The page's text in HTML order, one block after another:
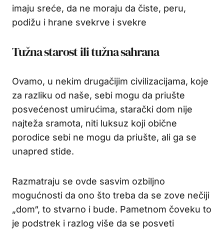
imaju sreće, da ne moraju da čiste, peru,
podižu i hrane svekrve i svekre
Tužna starost ili tužna sahrana
Ovamo, u nekim drugačijim civilizacijama, koje
za razliku od naše, sebi mogu da priušte
posvećenost umirućima, starački dom nije
najteža sramota, niti luksuz koji obične
porodice sebi ne mogu da priušte, ali ga se
unapred stide.
Razmatraju se ovde sasvim ozbiljno
mogućnosti da ono što treba da se zove nečiji
„dom“, to stvarno i bude. Pametnom čoveku to
je podstrek i razlog više da se posveti